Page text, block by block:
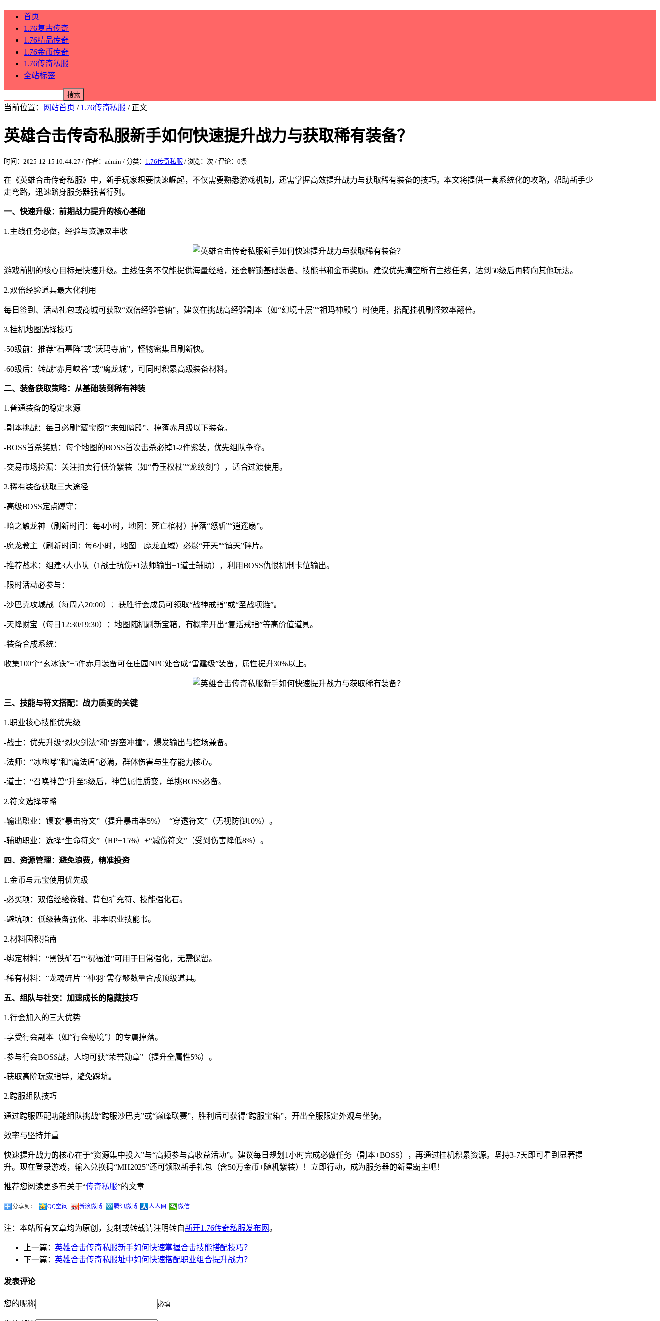
首页
1.76复古传奇
1.76精品传奇
1.76金币传奇
1.76传奇私服
全站标签
当前位置： 网站首页 / 1.76传奇私服 / 正文
英雄合击传奇私服新手如何快速提升战力与获取稀有装备？
时间：2025-12-15 10:44:27 / 作者：admin / 分类： 1.76传奇私服 / 浏览： 次 / 评论：0条
在《英雄合击传奇私服》中，新手玩家想要快速崛起，不仅需要熟悉游戏机制，还需掌握高效提升战力与获取稀有装备的技巧。本文将提供一套系统化的攻略，帮助新手少
走弯路，迅速跻身服务器强者行列。
一、快速升级：前期战力提升的核心基础
1.主线任务必做，经验与资源双丰收
游戏前期的核心目标是快速升级。主线任务不仅能提供海量经验，还会解锁基础装备、技能书和金币奖励。建议优先清空所有主线任务，达到50级后再转向其他玩法。
2.双倍经验道具最大化利用
每日签到、活动礼包或商城可获取“双倍经验卷轴”，建议在挑战高经验副本（如“幻境十层”“祖玛神殿”）时使用，搭配挂机刷怪效率翻倍。
3.挂机地图选择技巧
-50级前：推荐“石墓阵”或“沃玛寺庙”，怪物密集且刷新快。
-60级后：转战“赤月峡谷”或“魔龙城”，可同时积累高级装备材料。
二、装备获取策略：从基础装到稀有神装
1.普通装备的稳定来源
-副本挑战：每日必刷“藏宝阁”“未知暗殿”，掉落赤月级以下装备。
-BOSS首杀奖励：每个地图的BOSS首次击杀必掉1-2件紫装，优先组队争夺。
-交易市场捡漏：关注拍卖行低价紫装（如“骨玉权杖”“龙纹剑”），适合过渡使用。
2.稀有装备获取三大途径
-高级BOSS定点蹲守：
-暗之触龙神（刷新时间：每4小时，地图：死亡棺材）掉落“怒斩”“逍遥扇”。
-魔龙教主（刷新时间：每6小时，地图：魔龙血域）必爆“开天”“镇天”碎片。
-推荐战术：组建3人小队（1战士抗伤+1法师输出+1道士辅助），利用BOSS仇恨机制卡位输出。
-限时活动必参与：
-沙巴克攻城战（每周六20:00）：获胜行会成员可领取“战神戒指”或“圣战项链”。
-天降财宝（每日12:30/19:30）：地图随机刷新宝箱，有概率开出“复活戒指”等高价值道具。
-装备合成系统：
收集100个“玄冰铁”+5件赤月装备可在庄园NPC处合成“雷霆级”装备，属性提升30%以上。
三、技能与符文搭配：战力质变的关键
1.职业核心技能优先级
-战士：优先升级“烈火剑法”和“野蛮冲撞”，爆发输出与控场兼备。
-法师：“冰咆哮”和“魔法盾”必满，群体伤害与生存能力核心。
-道士：“召唤神兽”升至5级后，神兽属性质变，单挑BOSS必备。
2.符文选择策略
-输出职业：镶嵌“暴击符文”（提升暴击率5%）+“穿透符文”（无视防御10%）。
-辅助职业：选择“生命符文”（HP+15%）+“减伤符文”（受到伤害降低8%）。
四、资源管理：避免浪费，精准投资
1.金币与元宝使用优先级
-必买项：双倍经验卷轴、背包扩充符、技能强化石。
-避坑项：低级装备强化、非本职业技能书。
2.材料囤积指南
-绑定材料：“黑铁矿石”“祝福油”可用于日常强化，无需保留。
-稀有材料：“龙魂碎片”“神羽”需存够数量合成顶级道具。
五、组队与社交：加速成长的隐藏技巧
1.行会加入的三大优势
-享受行会副本（如“行会秘境”）的专属掉落。
-参与行会BOSS战，人均可获“荣誉勋章”（提升全属性5%）。
-获取高阶玩家指导，避免踩坑。
2.跨服组队技巧
通过跨服匹配功能组队挑战“跨服沙巴克”或“巅峰联赛”，胜利后可获得“跨服宝箱”，开出全服限定外观与坐骑。
效率与坚持并重
快速提升战力的核心在于“资源集中投入”与“高频参与高收益活动”。建议每日规划1小时完成必做任务（副本+BOSS），再通过挂机积累资源。坚持3-7天即可看到显著提
升。现在登录游戏，输入兑换码“MH2025”还可领取新手礼包（含50万金币+随机紫装）！立即行动，成为服务器的新星霸主吧！
推荐您阅读更多有关于“传奇私服”的文章
分享到： QQ空间 新浪微博 腾讯微博 人人网 微信
注：本站所有文章均为原创，复制或转载请注明转自新开1.76传奇私服发布网。
上一篇： 英雄合击传奇私服新手如何快速掌握合击技能搭配技巧？
下一篇： 英雄合击传奇私服址中如何快速搭配职业组合提升战力？
发表评论
您的昵称 必填